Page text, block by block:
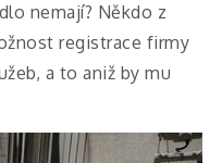
nemají? Někdo z
registrace firmy
a to aniž by mu